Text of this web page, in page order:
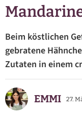
Beim köstlichen
gebratene
Zutaten in einem
EMMI 27.